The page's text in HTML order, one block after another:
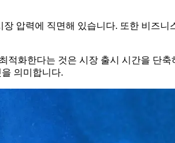
압력에 직면해 있습니다. 또한 비즈
화한다는 것은 시장 출시 시간을 단
의미합니다.